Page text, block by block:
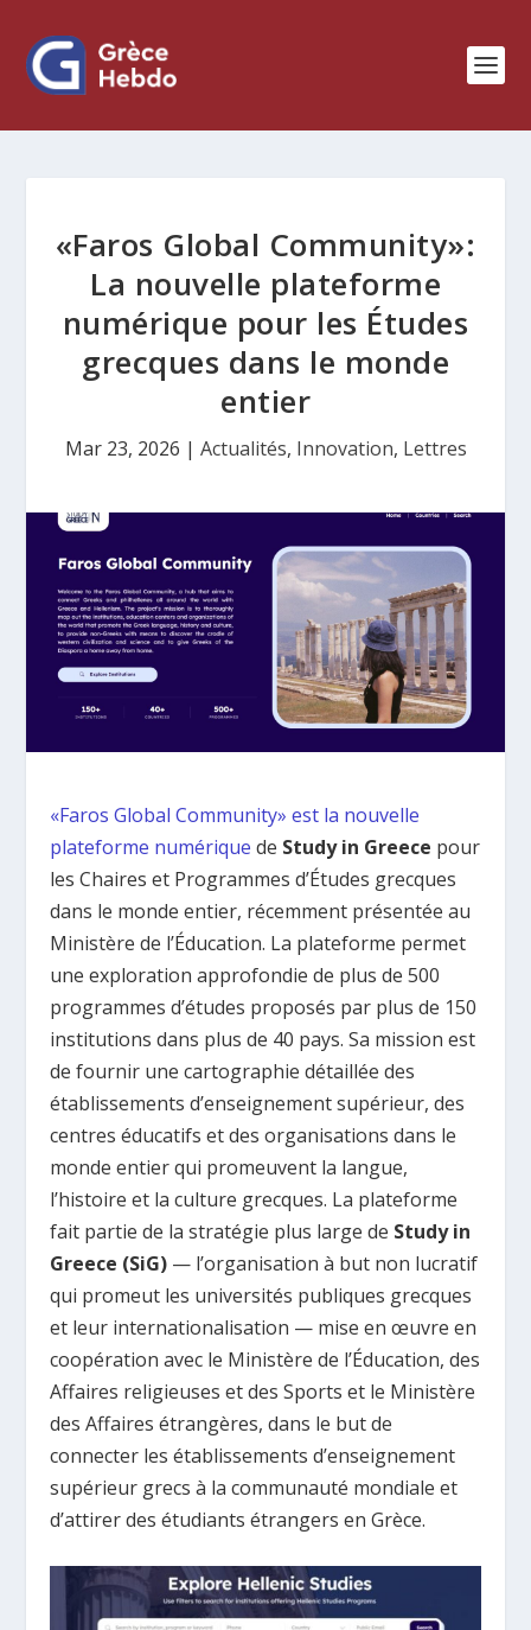
«Faros Global Community»:
La nouvelle plateforme
numérique pour les Études
grecques dans le monde
entier
Mar 23, 2026 | Actualités, Innovation, Lettres
«Faros Global Community» est la nouvelle
plateforme numérique de Study in Greece pour
les Chaires et Programmes d’Études grecques
dans le monde entier, récemment présentée au
Ministère de l’Éducation. La plateforme permet
une exploration approfondie de plus de 500
programmes d’études proposés par plus de 150
institutions dans plus de 40 pays. Sa mission est
de fournir une cartographie détaillée des
établissements d’enseignement supérieur, des
centres éducatifs et des organisations dans le
monde entier qui promeuvent la langue,
l’histoire et la culture grecques. La plateforme
fait partie de la stratégie plus large de Study in
Greece (SiG) — l’organisation à but non lucratif
qui promeut les universités publiques grecques
et leur internationalisation — mise en œuvre en
coopération avec le Ministère de l’Éducation, des
Affaires religieuses et des Sports et le Ministère
des Affaires étrangères, dans le but de
connecter les établissements d’enseignement
supérieur grecs à la communauté mondiale et
d’attirer des étudiants étrangers en Grèce.